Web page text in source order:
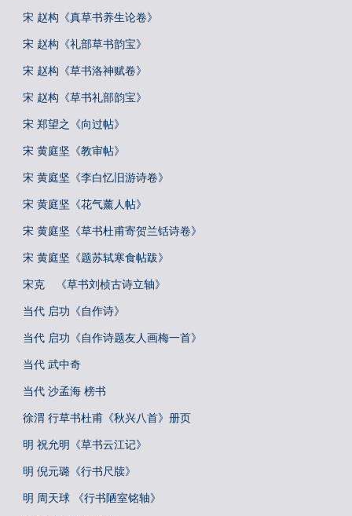
宋 赵构《真草书养生论卷》
宋 赵构《礼部草书韵宝》
宋 赵构《草书洛神赋卷》
宋 赵构《草书礼部韵宝》
宋 郑望之《向过帖》
宋 黄庭坚《教审帖》
宋 黄庭坚《李白忆旧游诗卷》
宋 黄庭坚《花气薰人帖》
宋 黄庭坚《草书杜甫寄贺兰铦诗卷》
宋 黄庭坚《题苏轼寒食帖跋》
宋克 《草书刘桢古诗立轴》
当代 启功《自作诗》
当代 启功《自作诗题友人画梅一首》
当代 武中奇
当代 沙孟海 榜书
徐渭 行草书杜甫《秋兴八首》册页
明 祝允明《草书云江记》
明 倪元璐《行书尺牍》
明 周天球 《行书陋室铭轴》